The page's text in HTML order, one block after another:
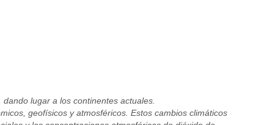
lugar a los continentes actuales.
geofísicos y atmosféricos. Estos cambios climáticos